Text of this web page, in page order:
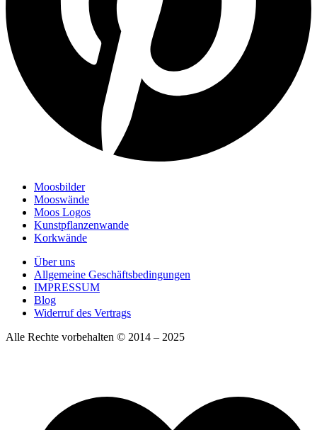
Moosbilder
Mooswände
Moos Logos
Kunstpflanzenwande
Korkwände
Über uns
Allgemeine Geschäftsbedingungen
IMPRESSUM
Blog
Widerruf des Vertrags
Alle Rechte vorbehalten © 2014 – 2025